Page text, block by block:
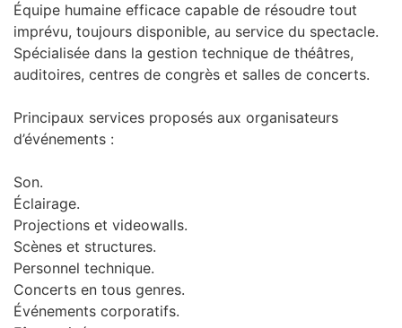
Équipe humaine efficace capable de résoudre tout
imprévu, toujours disponible, au service du spectacle.
Spécialisée dans la gestion technique de théâtres,
auditoires, centres de congrès et salles de concerts.
Principaux services proposés aux organisateurs
d’événements :
Son.
Éclairage.
Projections et videowalls.
Scènes et structures.
Personnel technique.
Concerts en tous genres.
Événements corporatifs.